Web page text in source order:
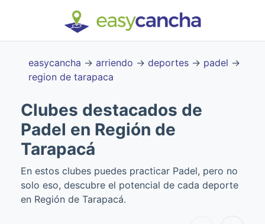
easycancha → arriendo → deportes → padel →
region de tarapaca
Clubes destacados de
Padel en Región de
Tarapacá
En estos clubes puedes practicar Padel, pero no
solo eso, descubre el potencial de cada deporte
en Región de Tarapacá.